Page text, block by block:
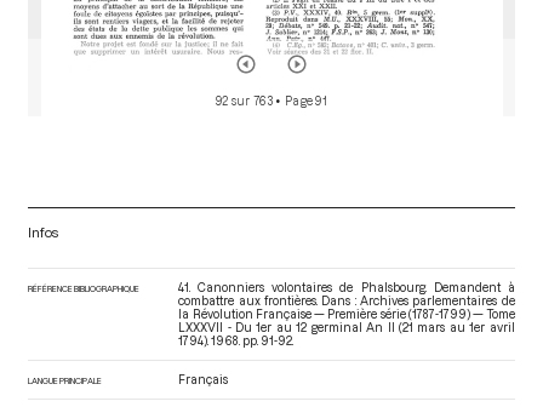
92 sur 763 • Page 91
Infos
RÉFÉRENCE BIBLIOGRAPHIQUE
41. Canonniers volontaires de Phalsbourg. Demandent à
combattre aux frontières. Dans : Archives parlementaires de
la Révolution Française — Première série (1787-1799) — Tome
LXXXVII - Du 1er au 12 germinal An II (21 mars au 1er avril
1794) . 1968. pp. 91-92.
LANGUE PRINCIPALE Français